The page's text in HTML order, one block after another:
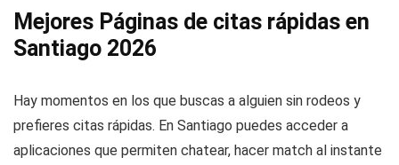
Mejores Páginas de citas rápidas en
Santiago 2026
Hay momentos en los que buscas a alguien sin rodeos y
prefieres citas rápidas. En Santiago puedes acceder a
aplicaciones que permiten chatear, hacer match al instante